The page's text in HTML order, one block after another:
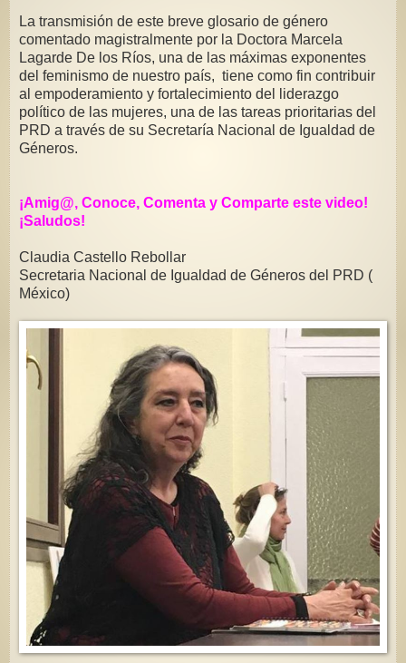
La transmisión de este breve glosario de género
comentado magistralmente por la Doctora Marcela
Lagarde De los Ríos, una de las máximas exponentes
del feminismo de nuestro país, tiene como fin contribuir
al empoderamiento y fortalecimiento del liderazgo
político de las mujeres, una de las tareas prioritarias del
PRD a través de su Secretaría Nacional de Igualdad de
Géneros.
¡Amig@, Conoce, Comenta y Comparte este video!
¡Saludos!
Claudia Castello Rebollar
Secretaria Nacional de Igualdad de Géneros del PRD (
México)